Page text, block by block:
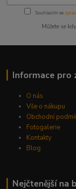
Souhlasím se
Můžete se
Informace pro
O nás
Vše o nákupu
Obchodní
Fotogalerie
Kontakty
Blog
Nejčtenější na